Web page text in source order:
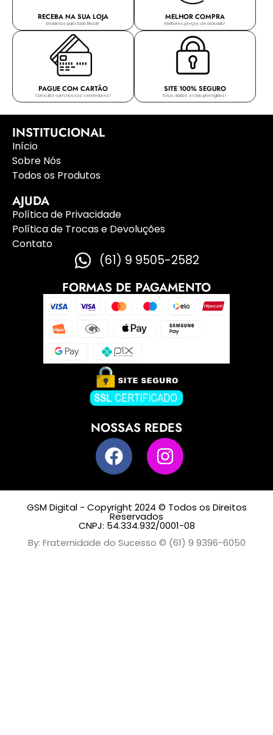
RECEBA NA SUA LOJA
Enviamos para todo Brasil!
MELHOR COMPRA
Melhores preços de atacado!
PAGUE COM CARTÃO
Consulte com nossos vendedores!
SITE 100% SEGURO
Seus dados estão protegidos!
INSTITUCIONAL
Início
Sobre Nós
Todos os Produtos
AJUDA
Política de Privacidade
Política de Trocas e Devoluções
Contato
(61) 9 9505-2582
FORMAS DE PAGAMENTO
NOSSAS REDES
GSM Digital - Copyright 2024 © Todos os Direitos
Reservados
CNPJ: 54.334.932/0001-08
By: Fraternidade do Sucesso © (61) 9 9396-6050